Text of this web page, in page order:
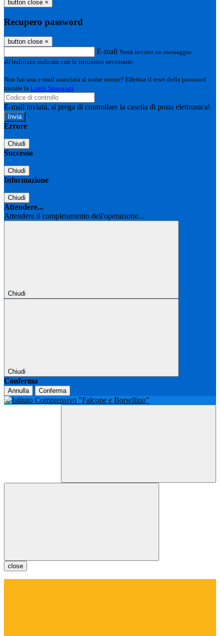
button close ×
Recupero password
button close ×
E-mail Verrà inviato un messaggio
all'indirizzo indicato con le istruzioni necessarie.
Non hai una e-mail associata al nome utente? Effettua il reset della password
tramite la Login Spaggiari
E-mail inviata, si prega di controllare la casella di posta elettronica!
Errore
Chiudi
Successo
Chiudi
Informazione
Chiudi
Attendere...
Attendere il completamento dell'operazione...
Chiudi
Chiudi
Conferma
Annulla Conferma
close